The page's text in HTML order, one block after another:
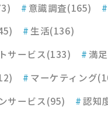
# 意識調査(165) #
# 生活(136)
サービス(133) #満
# マーケティング
サービス(95) #認知